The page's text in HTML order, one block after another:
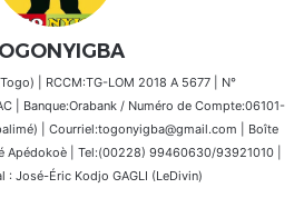
| RCCM:TG-LOM 2018 A 5677 | N°
| Banque:Orabank / Numéro de Compte:06101-
| Courriel:togonyigba@gmail.com | Boîte
| Tel:(00228) 99460630/93921010 |
: José-Éric Kodjo GAGLI (LeDivin)